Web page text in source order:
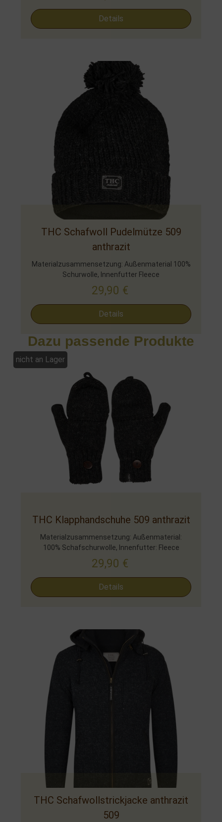
Details
THC Schafwoll Pudelmütze 509
anthrazit
Materialzusammensetzung: Außenmaterial 100%
Schurwolle, Innenfutter Fleece
29,90 €
Details
Dazu passende Produkte
nicht an Lager
THC Klapphandschuhe 509 anthrazit
Materialzusammensetzung: Außenmaterial:
100% Schafschurwolle, Innenfutter: Fleece
29,90 €
Details
THC Schafwollstrickjacke anthrazit
509